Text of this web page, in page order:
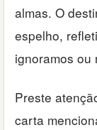
almas. O
espelho,
ignoramos ou
Preste
carta